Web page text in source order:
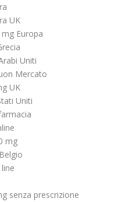
UK
Europa
Uniti
Mercato
UK
Uniti
mg
senza prescrizione